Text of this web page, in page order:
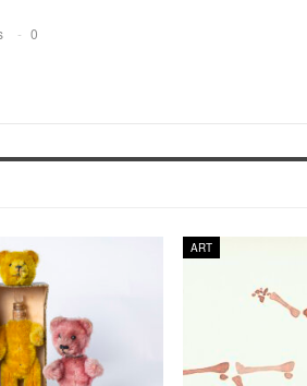
0
ART